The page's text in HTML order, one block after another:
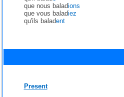
que nous baladions
que vous baladiez
qu'ils baladent
Present